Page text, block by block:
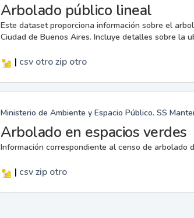
Arbolado público lineal
Este dataset proporciona información sobre el
Ciudad de Buenos Aires. Incluye detalles sobre la
| csv otrozip otro
Ministerio de Ambiente y Espacio Público. SS
Arbolado en espacios verdes
Información correspondiente al censo de arbolado
| csvzip otro